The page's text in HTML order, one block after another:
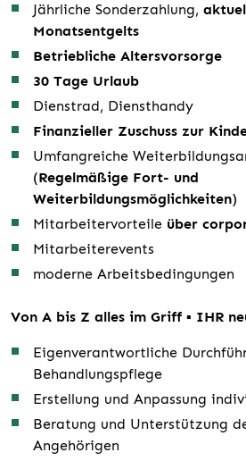
Jährliche Sonderzahlung,
Monatsentgelts
Betriebliche Altersvorsorge
30 Tage Urlaub
Dienstrad, Diensthandy
Finanzieller Zuschuss zur
Umfangreiche
(Regelmäßige Fort- und
Weiterbildungsmöglichkeiten)
Mitarbeitervorteile über
Mitarbeiterevents
moderne Arbeitsbedingungen
Von A bis Z alles im Griff ▪ IHR
Eigenverantwortliche
Behandlungspflege
Erstellung und Anpassung
Beratung und Unterstützung
Angehörigen